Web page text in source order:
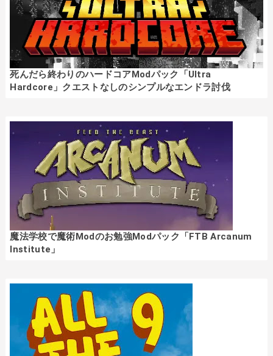
死んだら終わりのハードコアModパック「Ultra
Hardcore」クエストなしのシンプルなエンドラ討伐
魔法学校で魔術Modのお勉強Modパック「FTB Arcanum
Institute」